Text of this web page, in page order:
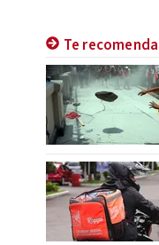
Te